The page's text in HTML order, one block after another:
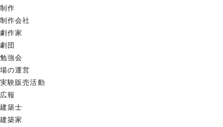
制作
制作会社
劇作家
劇団
勉強会
場の運営
実験販売活動
広報
建築士
建築家